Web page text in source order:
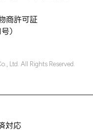
商許可証
）
Ltd. All Rights Reserved.
対応